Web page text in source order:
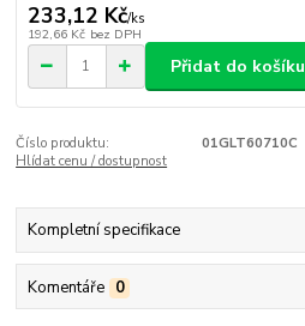
233,12 Kč/ks
192,66 Kč bez DPH
Přidat do košíku
Číslo produktu:
01GLT60710C
Hlídat cenu / dostupnost
Kompletní specifikace
Komentáře 0